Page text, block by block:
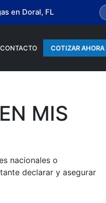
en Doral, FL
CONTACTO COTIZAR AHORA
MIS
nacionales o
declarar y asegurar